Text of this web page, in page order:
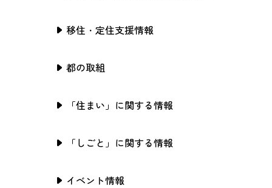
移住・定住支援情報
都の取組
「住まい」に関する情報
「しごと」に関する情報
イベント情報